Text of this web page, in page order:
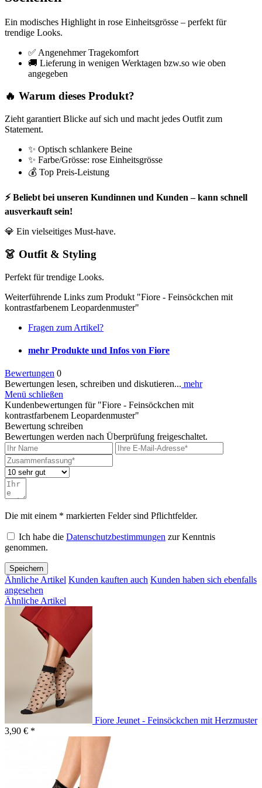
Ein modisches Highlight in rose Einheitsgrösse – perfekt für
trendige Looks.
✅ Angenehmer Tragekomfort
🚚 Lieferung in wenigen Werktagen bzw.so wie oben
angegeben
🔥 Warum dieses Produkt?
Zieht garantiert Blicke auf sich und macht jedes Outfit zum
Statement.
✨ Optisch schlankere Beine
✨ Farbe/Grösse: rose Einheitsgrösse
💰 Top Preis-Leistung
⚡ Beliebt bei unseren Kundinnen und Kunden – kann schnell
ausverkauft sein!
💎 Ein vielseitiges Must-have.
👗 Outfit & Styling
Perfekt für trendige Looks.
Weiterführende Links zum Produkt "Fiore - Feinsöckchen mit
kontrastfarbenem Leopardenmuster"
Fragen zum Artikel?
mehr Produkte und Infos von Fiore
Bewertungen 0
Bewertungen lesen, schreiben und diskutieren... mehr
Menü schließen
Kundenbewertungen für "Fiore - Feinsöckchen mit
kontrastfarbenem Leopardenmuster"
Bewertung schreiben
Bewertungen werden nach Überprüfung freigeschaltet.
Die mit einem * markierten Felder sind Pflichtfelder.
Ich habe die Datenschutzbestimmungen zur Kenntnis
genommen.
Speichern
Ähnliche Artikel Kunden kauften auch Kunden haben sich ebenfalls
angesehen
Ähnliche Artikel
Fiore Jeunet - Feinsöckchen mit Herzmuster
3,90 € *